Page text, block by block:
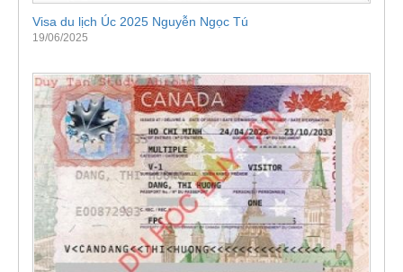
Visa du lịch Úc 2025 Nguyễn Ngọc Tú
19/06/2025